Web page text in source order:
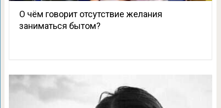
О чём говорит отсутствие желания
заниматься бытом?